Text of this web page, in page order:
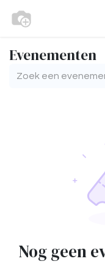
Evenementen
Nog geen